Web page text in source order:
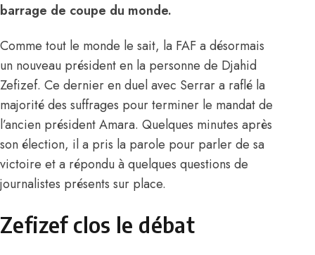
barrage de coupe du monde.
Comme tout le monde le sait, la FAF a désormais
un nouveau président en la personne de Djahid
Zefizef. Ce dernier en duel avec Serrar a raflé la
majorité des suffrages pour terminer le mandat de
l’ancien président Amara. Quelques minutes après
son élection, il a pris la parole pour parler de sa
victoire et a répondu à quelques questions de
journalistes présents sur place.
Zefizef clos le débat